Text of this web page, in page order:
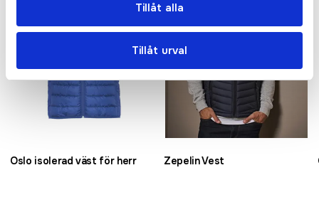
Tillåt alla
Tillåt urval
Oslo isolerad väst för herr Zepelin Vest